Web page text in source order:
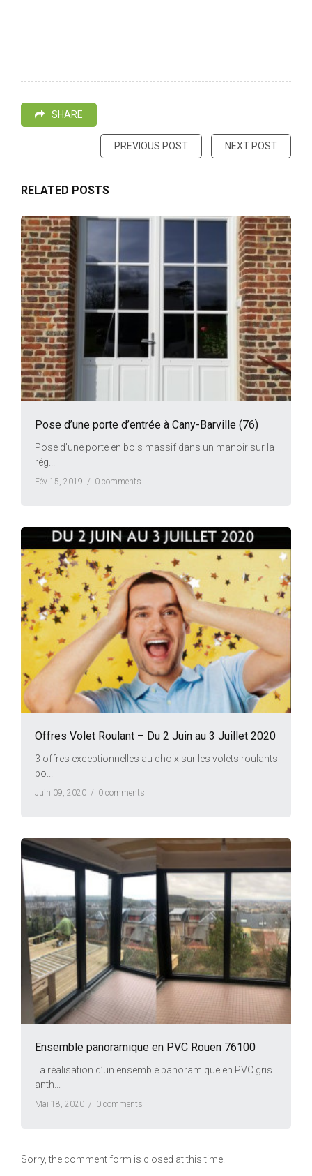
SHARE
PREVIOUS POST NEXT POST
RELATED POSTS
Pose d’une porte d’entrée à Cany-Barville (76)
Pose d’une porte en bois massif dans un manoir sur la
rég...
Fév 15, 2019 / 0 comments
Offres Volet Roulant – Du 2 Juin au 3 Juillet 2020
3 offres exceptionnelles au choix sur les volets roulants
po...
Juin 09, 2020 / 0 comments
Ensemble panoramique en PVC Rouen 76100
La réalisation d’un ensemble panoramique en PVC gris
anth...
Mai 18, 2020 / 0 comments
Sorry, the comment form is closed at this time.